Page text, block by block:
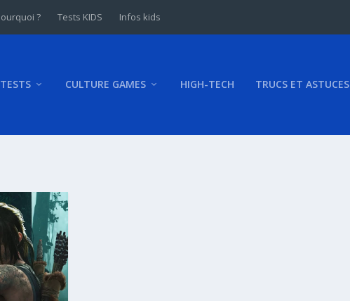
? Tests KIDS Infos kids
TESTS CULTURE GAMES HIGH-TECH TRUCS ET ASTUCES